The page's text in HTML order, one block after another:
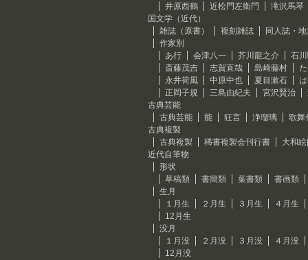
井原西鶴
近松門左衛門
滝沢馬琴
国文学（近代）
雑誌（原書）
複刻雑誌
同人誌・
作家別
あ行
会津八一 芥川龍之介
石
斎藤茂吉
志賀直哉 島崎藤村
永井荷風
中原中也 夏目漱石
正岡子規
三島由紀夫 宮沢賢治
古典芸能
古典芸能
能 狂言 浄瑠璃
歌舞
古典複製
古典複製
稀書複製会刊行書
大和
近代自筆物
形状
草稿類
書簡類 葉書類
書画類
生月
１月生
２月生 ３月生
４月生
12月生
没月
１月没
２月没 ３月没
４月没
12月没